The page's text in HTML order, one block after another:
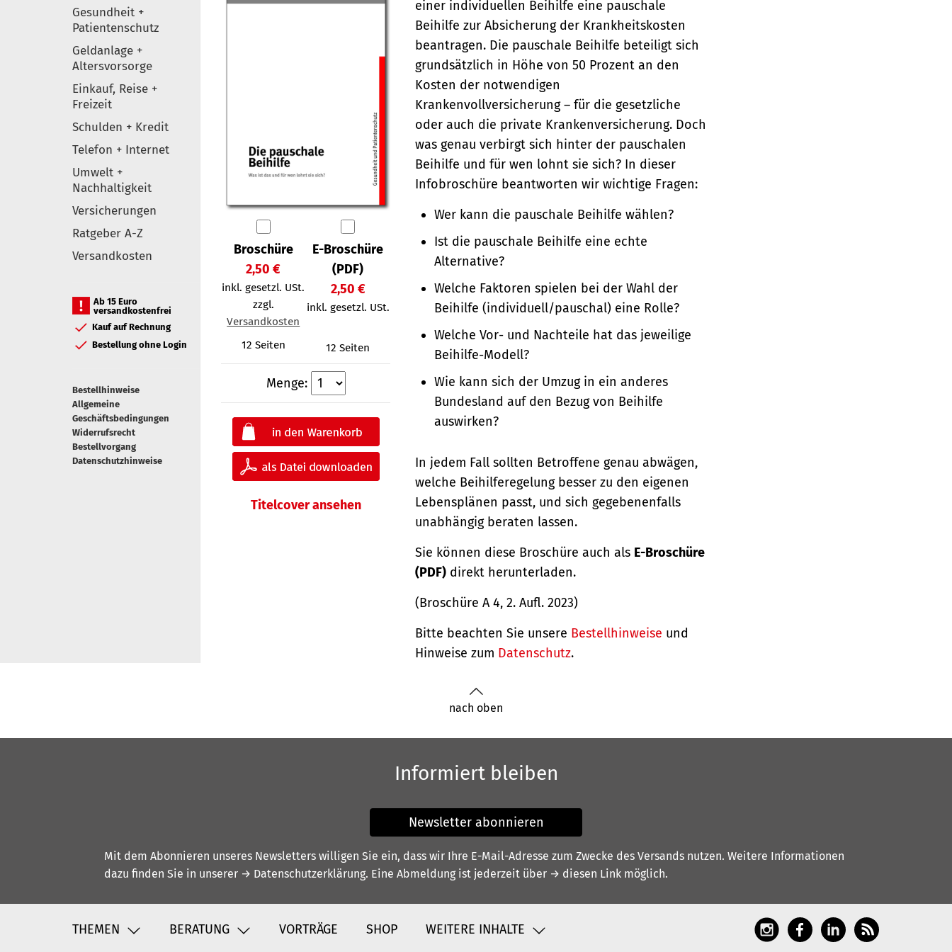
Gesundheit +
Patientenschutz
Geldanlage +
Altersvorsorge
Einkauf, Reise +
Freizeit
Schulden + Kredit
Telefon + Internet
Umwelt +
Nachhaltigkeit
Versicherungen
Ratgeber A-Z
Versandkosten
Ab 15 Euro
versandkostenfrei
Kauf auf Rechnung
Bestellung ohne Login
Bestellhinweise
Allgemeine
Geschäftsbedingungen
Widerrufsrecht
Bestellvorgang
Datenschutzhinweise
Broschüre
2,50 €
inkl. gesetzl. USt.
zzgl.
Versandkosten
12 Seiten
E-Broschüre
(PDF)
2,50 €
inkl. gesetzl. USt.
12 Seiten
Menge:
Titelcover ansehen
einer individuellen Beihilfe eine pauschale
Beihilfe zur Absicherung der Krankheitskosten
beantragen. Die pauschale Beihilfe beteiligt sich
grundsätzlich in Höhe von 50 Prozent an den
Kosten der notwendigen
Krankenvollversicherung – für die gesetzliche
oder auch die private Krankenversicherung. Doch
was genau verbirgt sich hinter der pauschalen
Beihilfe und für wen lohnt sie sich? In dieser
Infobroschüre beantworten wir wichtige Fragen:
Wer kann die pauschale Beihilfe wählen?
Ist die pauschale Beihilfe eine echte
Alternative?
Welche Faktoren spielen bei der Wahl der
Beihilfe (individuell/pauschal) eine Rolle?
Welche Vor- und Nachteile hat das jeweilige
Beihilfe-Modell?
Wie kann sich der Umzug in ein anderes
Bundesland auf den Bezug von Beihilfe
auswirken?
In jedem Fall sollten Betroffene genau abwägen,
welche Beihilferegelung besser zu den eigenen
Lebensplänen passt, und sich gegebenenfalls
unabhängig beraten lassen.
Sie können diese Broschüre auch als E-Broschüre
(PDF) direkt herunterladen.
(Broschüre A 4, 2. Aufl. 2023)
Bitte beachten Sie unsere Bestellhinweise und
Hinweise zum Datenschutz.
nach oben
Informiert bleiben
Newsletter abonnieren
Mit dem Abonnieren unseres Newsletters willigen Sie ein, dass wir Ihre E-Mail-Adresse zum Zwecke des Versands nutzen. Weitere Informationen
dazu finden Sie in unserer → Datenschutzerklärung. Eine Abmeldung ist jederzeit über → diesen Link möglich.
THEMEN BERATUNG VORTRÄGE SHOP WEITERE INHALTE